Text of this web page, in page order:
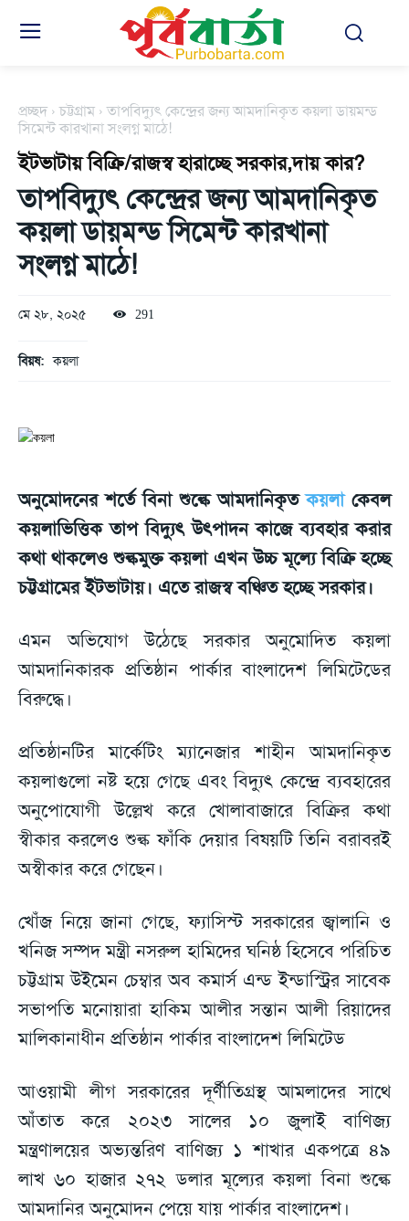
প্রচ্ছদ চট্টগ্রাম
তাপবিদ্যুৎ কেন্দ্রের জন্য আমদানিকৃত কয়লা ডায়মন্ড
সিমেন্ট কারখানা সংলগ্ন মাঠে!
ইটভাটায় বিক্রি/রাজস্ব হারাচ্ছে সরকার,দায় কার?
তাপবিদ্যুৎ কেন্দ্রের জন্য আমদানিকৃত
কয়লা ডায়মন্ড সিমেন্ট কারখানা
সংলগ্ন মাঠে!
মে ২৮, ২০২৫ 291
বিয়ষ: কয়লা
অনুমোদনের শর্তে বিনা শুল্কে আমদানিকৃতকয়লাকেবল
কয়লাভিত্তিক তাপ বিদ্যুৎ উৎপাদন কাজে ব্যবহার করার
কথা থাকলেও শুল্কমুক্ত কয়লা এখন উচ্চ মূল্যে বিক্রি হচ্ছে
চট্টগ্রামের ইটভাটায়। এতে রাজস্ব বঞ্চিত হচ্ছে সরকার।
এমন অভিযোগ উঠেছে সরকার অনুমোদিত কয়লা
আমদানিকারক প্রতিষ্ঠান পার্কার বাংলাদেশ লিমিটেডের
বিরুদ্ধে।
প্রতিষ্ঠানটির মার্কেটিং ম্যানেজার শাহীন আমদানিকৃত
কয়লাগুলো নষ্ট হয়ে গেছে এবং বিদ্যুৎ কেন্দ্রে ব্যবহারের
অনুপোযোগী উল্লেখ করে খোলাবাজারে বিক্রির কথা
স্বীকার করলেও শুল্ক ফাঁকি দেয়ার বিষয়টি তিনি বরাবরই
অস্বীকার করে গেছেন।
খোঁজ নিয়ে জানা গেছে, ফ্যাসিস্ট সরকারের জ্বালানি ও
খনিজ সম্পদ মন্ত্রী নসরুল হামিদের ঘনিষ্ঠ হিসেবে পরিচিত
চট্টগ্রাম উইমেন চেম্বার অব কমার্স এন্ড ইন্ডাস্ট্রির সাবেক
সভাপতি মনোয়ারা হাকিম আলীর সন্তান আলী রিয়াদের
মালিকানাধীন প্রতিষ্ঠান পার্কার বাংলাদেশ লিমিটেড
আওয়ামী লীগ সরকারের দূর্ণীতিগ্রস্থ আমলাদের সাথে
আঁতাত করে ২০২৩ সালের ১০ জুলাই বাণিজ্য
মন্ত্রণালয়ের অভ্যন্তরিণ বাণিজ্য ১ শাখার একপত্রে ৪৯
লাখ ৬০ হাজার ২৭২ ডলার মূল্যের কয়লা বিনা শুল্কে
আমদানির অনুমোদন পেয়ে যায় পার্কার বাংলাদেশ।